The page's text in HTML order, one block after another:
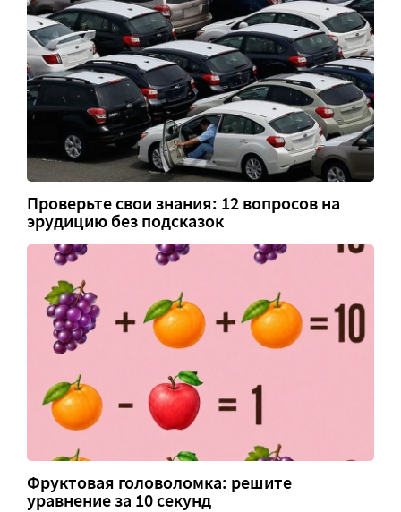
Проверьте свои знания: 12 вопросов на
эрудицию без подсказок
Фруктовая головоломка: решите
уравнение за 10 секунд